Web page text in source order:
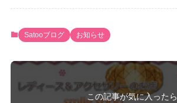
Satooブログ お知らせ
この記事が気に入ったら